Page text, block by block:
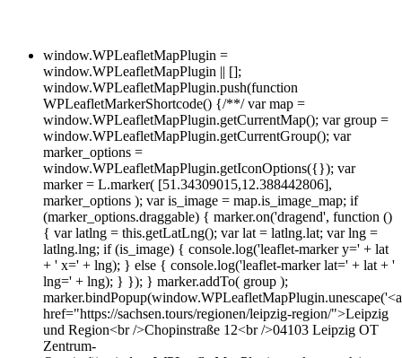
window.WPLeafletMapPlugin =
window.WPLeafletMapPlugin || [];
window.WPLeafletMapPlugin.push(function
WPLeafletMarkerShortcode() {/**/ var map =
window.WPLeafletMapPlugin.getCurrentMap(); var group =
window.WPLeafletMapPlugin.getCurrentGroup(); var
marker_options =
window.WPLeafletMapPlugin.getIconOptions({}); var
marker = L.marker( [51.34309015,12.388442806],
marker_options ); var is_image = map.is_image_map; if
(marker_options.draggable) { marker.on('dragend', function ()
{ var latlng = this.getLatLng(); var lat = latlng.lat; var lng =
latlng.lng; if (is_image) { console.log('leaflet-marker y=' + lat
+ ' x=' + lng); } else { console.log('leaflet-marker lat=' + lat + '
lng=' + lng); } }); } marker.addTo( group );
marker.bindPopup(window.WPLeafletMapPlugin.unescape('<a
href="https://sachsen.tours/regionen/leipzig-region/">Leipzig
und Region<br />Chopinstraße 12<br />04103 Leipzig OT
Zentrum-